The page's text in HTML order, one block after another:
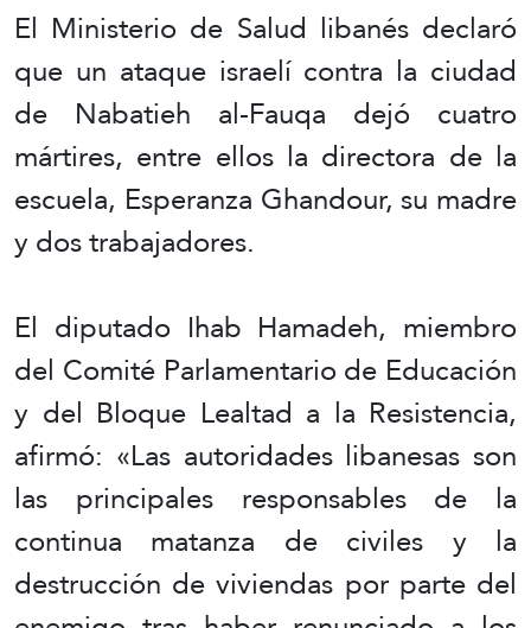
El Ministerio de Salud libanés declaró
que un ataque israelí contra la ciudad
de Nabatieh al-Fauqa dejó cuatro
mártires, entre ellos la directora de la
escuela, Esperanza Ghandour, su madre
y dos trabajadores.
El diputado Ihab Hamadeh, miembro
del Comité Parlamentario de Educación
y del Bloque Lealtad a la Resistencia,
afirmó: «Las autoridades libanesas son
las principales responsables de la
continua matanza de civiles y la
destrucción de viviendas por parte del